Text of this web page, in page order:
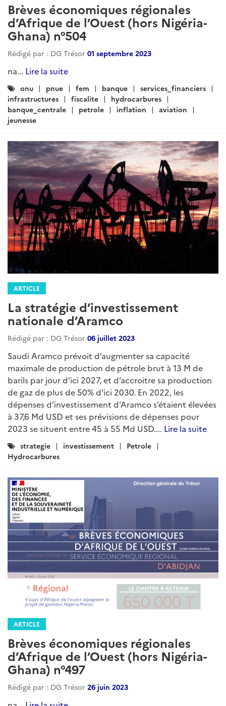
Brèves économiques régionales
d’Afrique de l’Ouest (hors Nigéria-
Ghana) n°504
Rédigé par : DG Trésor 01 septembre 2023
na... Lire la suite
Catégories
:
onu pnue fem banque
services_financiers
infrastructures
fiscalite
hydrocarbures
banque_centrale
petrole inflation
aviation
jeunesse
ARTICLE
La stratégie d’investissement
nationale d’Aramco
Rédigé par : DG Trésor 06 juillet 2023
Saudi Aramco prévoit d’augmenter sa capacité
maximale de production de pétrole brut à 13 M de
barils par jour d'ici 2027, et d’accroitre sa production
de gaz de plus de 50% d'ici 2030. En 2022, les
dépenses d’investissement d’Aramco s’étaient élevées
à 37,6 Md USD et ses prévisions de dépenses pour
2023 se situent entre 45 à 55 Md USD.... Lire la suite
Catégories
:
strategie investissement
Petrole
Hydrocarbures
ARTICLE
Brèves économiques régionales
d’Afrique de l’Ouest (hors Nigéria-
Ghana) n°497
Rédigé par : DG Trésor 26 juin 2023